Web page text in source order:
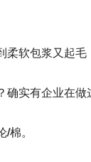
软包浆又起
实有企业在做
/棉。